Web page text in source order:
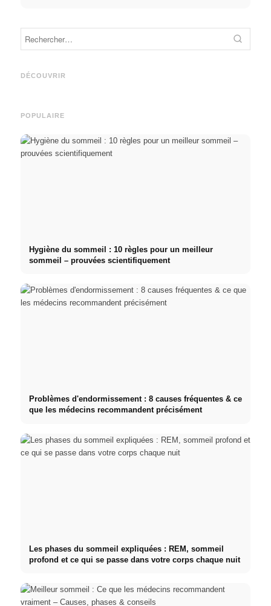
DÉCOUVRIR
Deutschlandstipendium,
Stage pratique chez des
POPULAIRE
Hygiène du sommeil : 10 règles pour un meilleur
sommeil – prouvées scientifiquement
Problèmes d'endormissement : 8 causes fréquentes & ce
que les médecins recommandent précisément
Les phases du sommeil expliquées : REM, sommeil
profond et ce qui se passe dans votre corps chaque nuit